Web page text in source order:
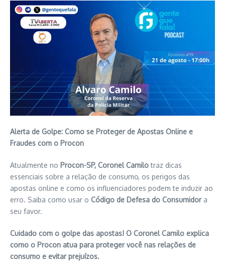
Alerta de Golpe: Como se Proteger de Apostas Online e
Fraudes com o Procon
Atualmente no Procon-SP, Coronel Camilotraz dicas
essenciais sobre a relação de consumo, os perigos das
apostas online e como os influenciadores podem te induzir ao
erro. Saiba como usar o Código de Defesa do Consumidora
seu favor.
Cuidado com o golpe das apostas! O Coronel Camilo explica
como o Procon atua para proteger você nas relações de
consumo e evitar prejuízos.